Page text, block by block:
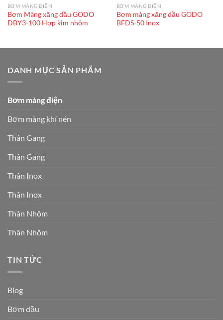
BƠM MÀNG ĐIỆN
Bơm Màng xăng dầu GODO
DBY3-100 Hợp kim nhôm
BƠM MÀNG ĐIỆN
Bơm màng xăng dầu GODO
BFDS-50 Inox
DANH MỤC SẢN PHẨM
Bơm màng điện
Bơm màng khí nén
Thân Gang
Thân Gang
Thân Inox
Thân Inox
Thân Nhôm
Thân Nhôm
TIN TỨC
Blog
Bơm dầu